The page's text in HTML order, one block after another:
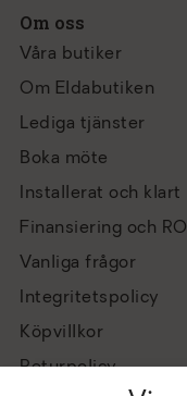
Om oss
Våra butiker
Om Eldabutiken
Lediga tjänster
Boka möte
Installerat och klart
Finansiering och
Vanliga frågor
Integritetspolicy
Köpvillkor
Returpolicy